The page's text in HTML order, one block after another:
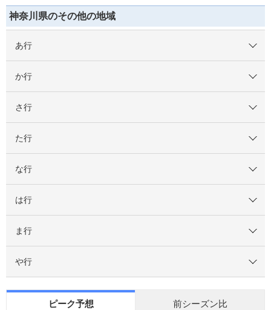
神奈川県のその他の地域
あ行
か行
さ行
た行
な行
は行
ま行
や行
ピーク予想 前シーズン比